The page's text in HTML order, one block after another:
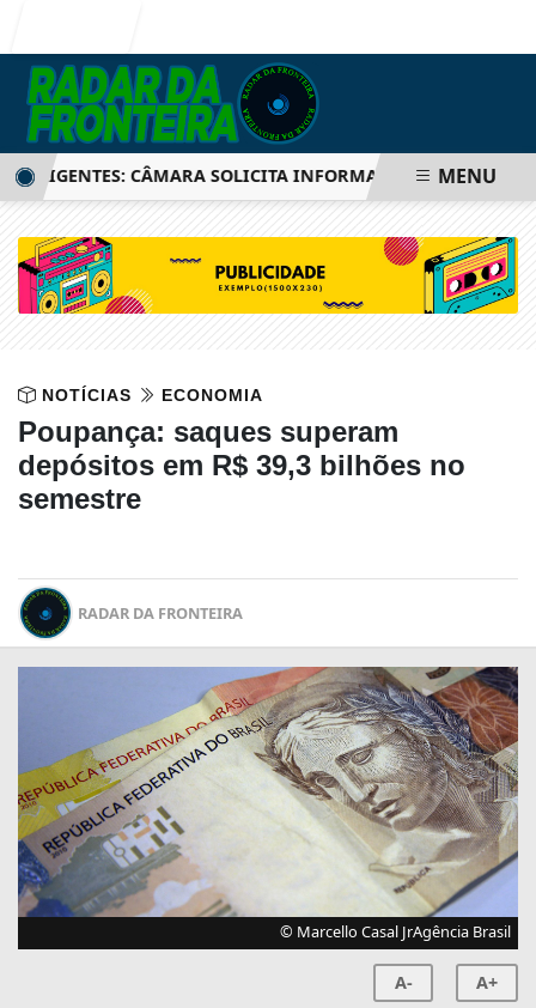
CÂMARA SOLICITA INFORMAÇÕES SOBREMENU
NOTÍCIAS ECONOMIA
Poupança: saques superam
depósitos em R$ 39,3 bilhões no
semestre
RADAR DA FRONTEIRA
© Marcello Casal JrAgência Brasil
A- A+